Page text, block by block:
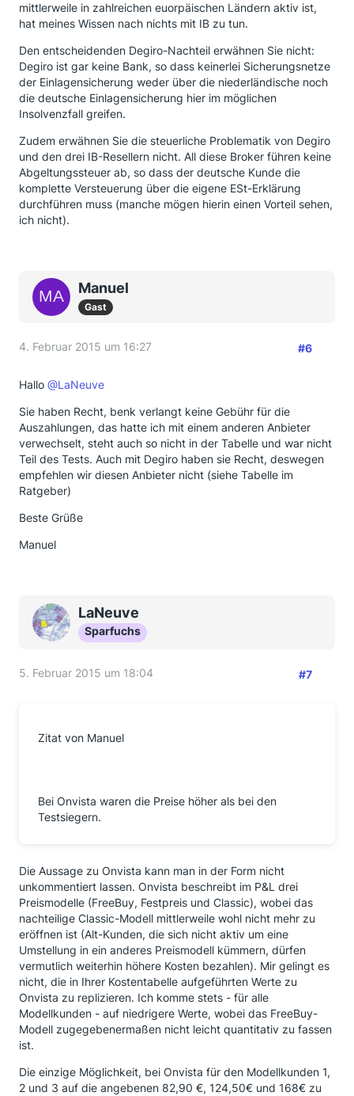
mittlerweile in zahlreichen euorpäischen Ländern aktiv ist,
hat meines Wissen nach nichts mit IB zu tun.
Den entscheidenden Degiro-Nachteil erwähnen Sie nicht:
Degiro ist gar keine Bank, so dass keinerlei Sicherungsnetze
der Einlagensicherung weder über die niederländische noch
die deutsche Einlagensicherung hier im möglichen
Insolvenzfall greifen.
Zudem erwähnen Sie die steuerliche Problematik von Degiro
und den drei IB-Resellern nicht. All diese Broker führen keine
Abgeltungssteuer ab, so dass der deutsche Kunde die
komplette Versteuerung über die eigene ESt-Erklärung
durchführen muss (manche mögen hierin einen Vorteil sehen,
ich nicht).
Manuel
Gast
4. Februar 2015 um 16:27 #6
Hallo @LaNeuve
Sie haben Recht, benk verlangt keine Gebühr für die
Auszahlungen, das hatte ich mit einem anderen Anbieter
verwechselt, steht auch so nicht in der Tabelle und war nicht
Teil des Tests. Auch mit Degiro haben sie Recht, deswegen
empfehlen wir diesen Anbieter nicht (siehe Tabelle im
Ratgeber)
Beste Grüße
Manuel
LaNeuve
Sparfuchs
5. Februar 2015 um 18:04 #7
Zitat von Manuel
Bei Onvista waren die Preise höher als bei den
Testsiegern.
Die Aussage zu Onvista kann man in der Form nicht
unkommentiert lassen. Onvista beschreibt im P&L drei
Preismodelle (FreeBuy, Festpreis und Classic), wobei das
nachteilige Classic-Modell mittlerweile wohl nicht mehr zu
eröffnen ist (Alt-Kunden, die sich nicht aktiv um eine
Umstellung in ein anderes Preismodell kümmern, dürfen
vermutlich weiterhin höhere Kosten bezahlen). Mir gelingt es
nicht, die in Ihrer Kostentabelle aufgeführten Werte zu
Onvista zu replizieren. Ich komme stets - für alle
Modellkunden - auf niedrigere Werte, wobei das FreeBuy-
Modell zugegebenermaßen nicht leicht quantitativ zu fassen
ist.
Die einzige Möglichkeit, bei Onvista für den Modellkunden 1,
2 und 3 auf die angebenen 82,90 €, 124,50€ und 168€ zu